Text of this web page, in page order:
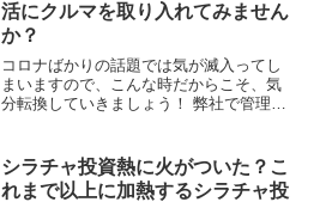
活にクルマを取り入れてみません
か？
コロナばかりの話題では気が滅入ってし
まいますので、こんな時だからこそ、気
分転換していきましょう！ 弊社で管理し
ラチャ でのカーライフについても触れて
いきたいと思います...
シラチャ投資熱に火がついた？こ
れまで以上に加熱するシラチャ投